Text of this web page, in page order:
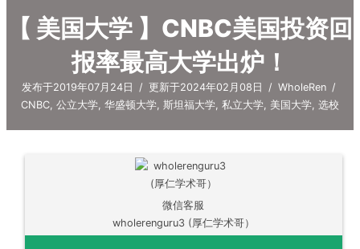
【 美国大学 】CNBC美国投资回
报率最高大学出炉！
发布于2019年07月24日 / 更新于2024年02月08日 / WholeRen /
CNBC, 公立大学, 华盛顿大学, 斯坦福大学, 私立大学, 美国大学, 选校
微信客服
wholerenguru3 (厚仁学术哥）